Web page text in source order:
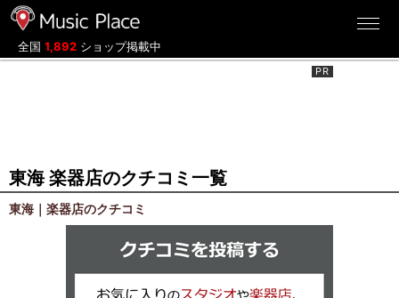
全国 1,892 ショップ掲載中
東海 楽器店のクチコミ一覧
東海｜楽器店のクチコミ